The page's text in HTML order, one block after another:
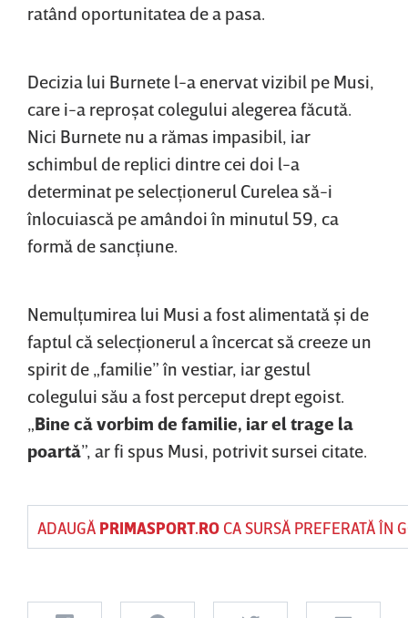
ratând oportunitatea de a pasa.
Decizia lui Burnete l-a enervat vizibil pe Musi,
care i-a reproşat colegului alegerea făcută.
Nici Burnete nu a rămas impasibil, iar
schimbul de replici dintre cei doi l-a
determinat pe selecţionerul Curelea să-i
înlocuiască pe amândoi în minutul 59, ca
formă de sancţiune.
Nemulţumirea lui Musi a fost alimentată şi de
faptul că selecţionerul a încercat să creeze un
spirit de „familie” în vestiar, iar gestul
colegului său a fost perceput drept egoist.
Bine că vorbim de familie, iar el trage la
poartă”, ar fi spus Musi, potrivit sursei citate.
ADAUGĂ PRIMASPORT.ROCA SURSĂ PREFERATĂ ÎN